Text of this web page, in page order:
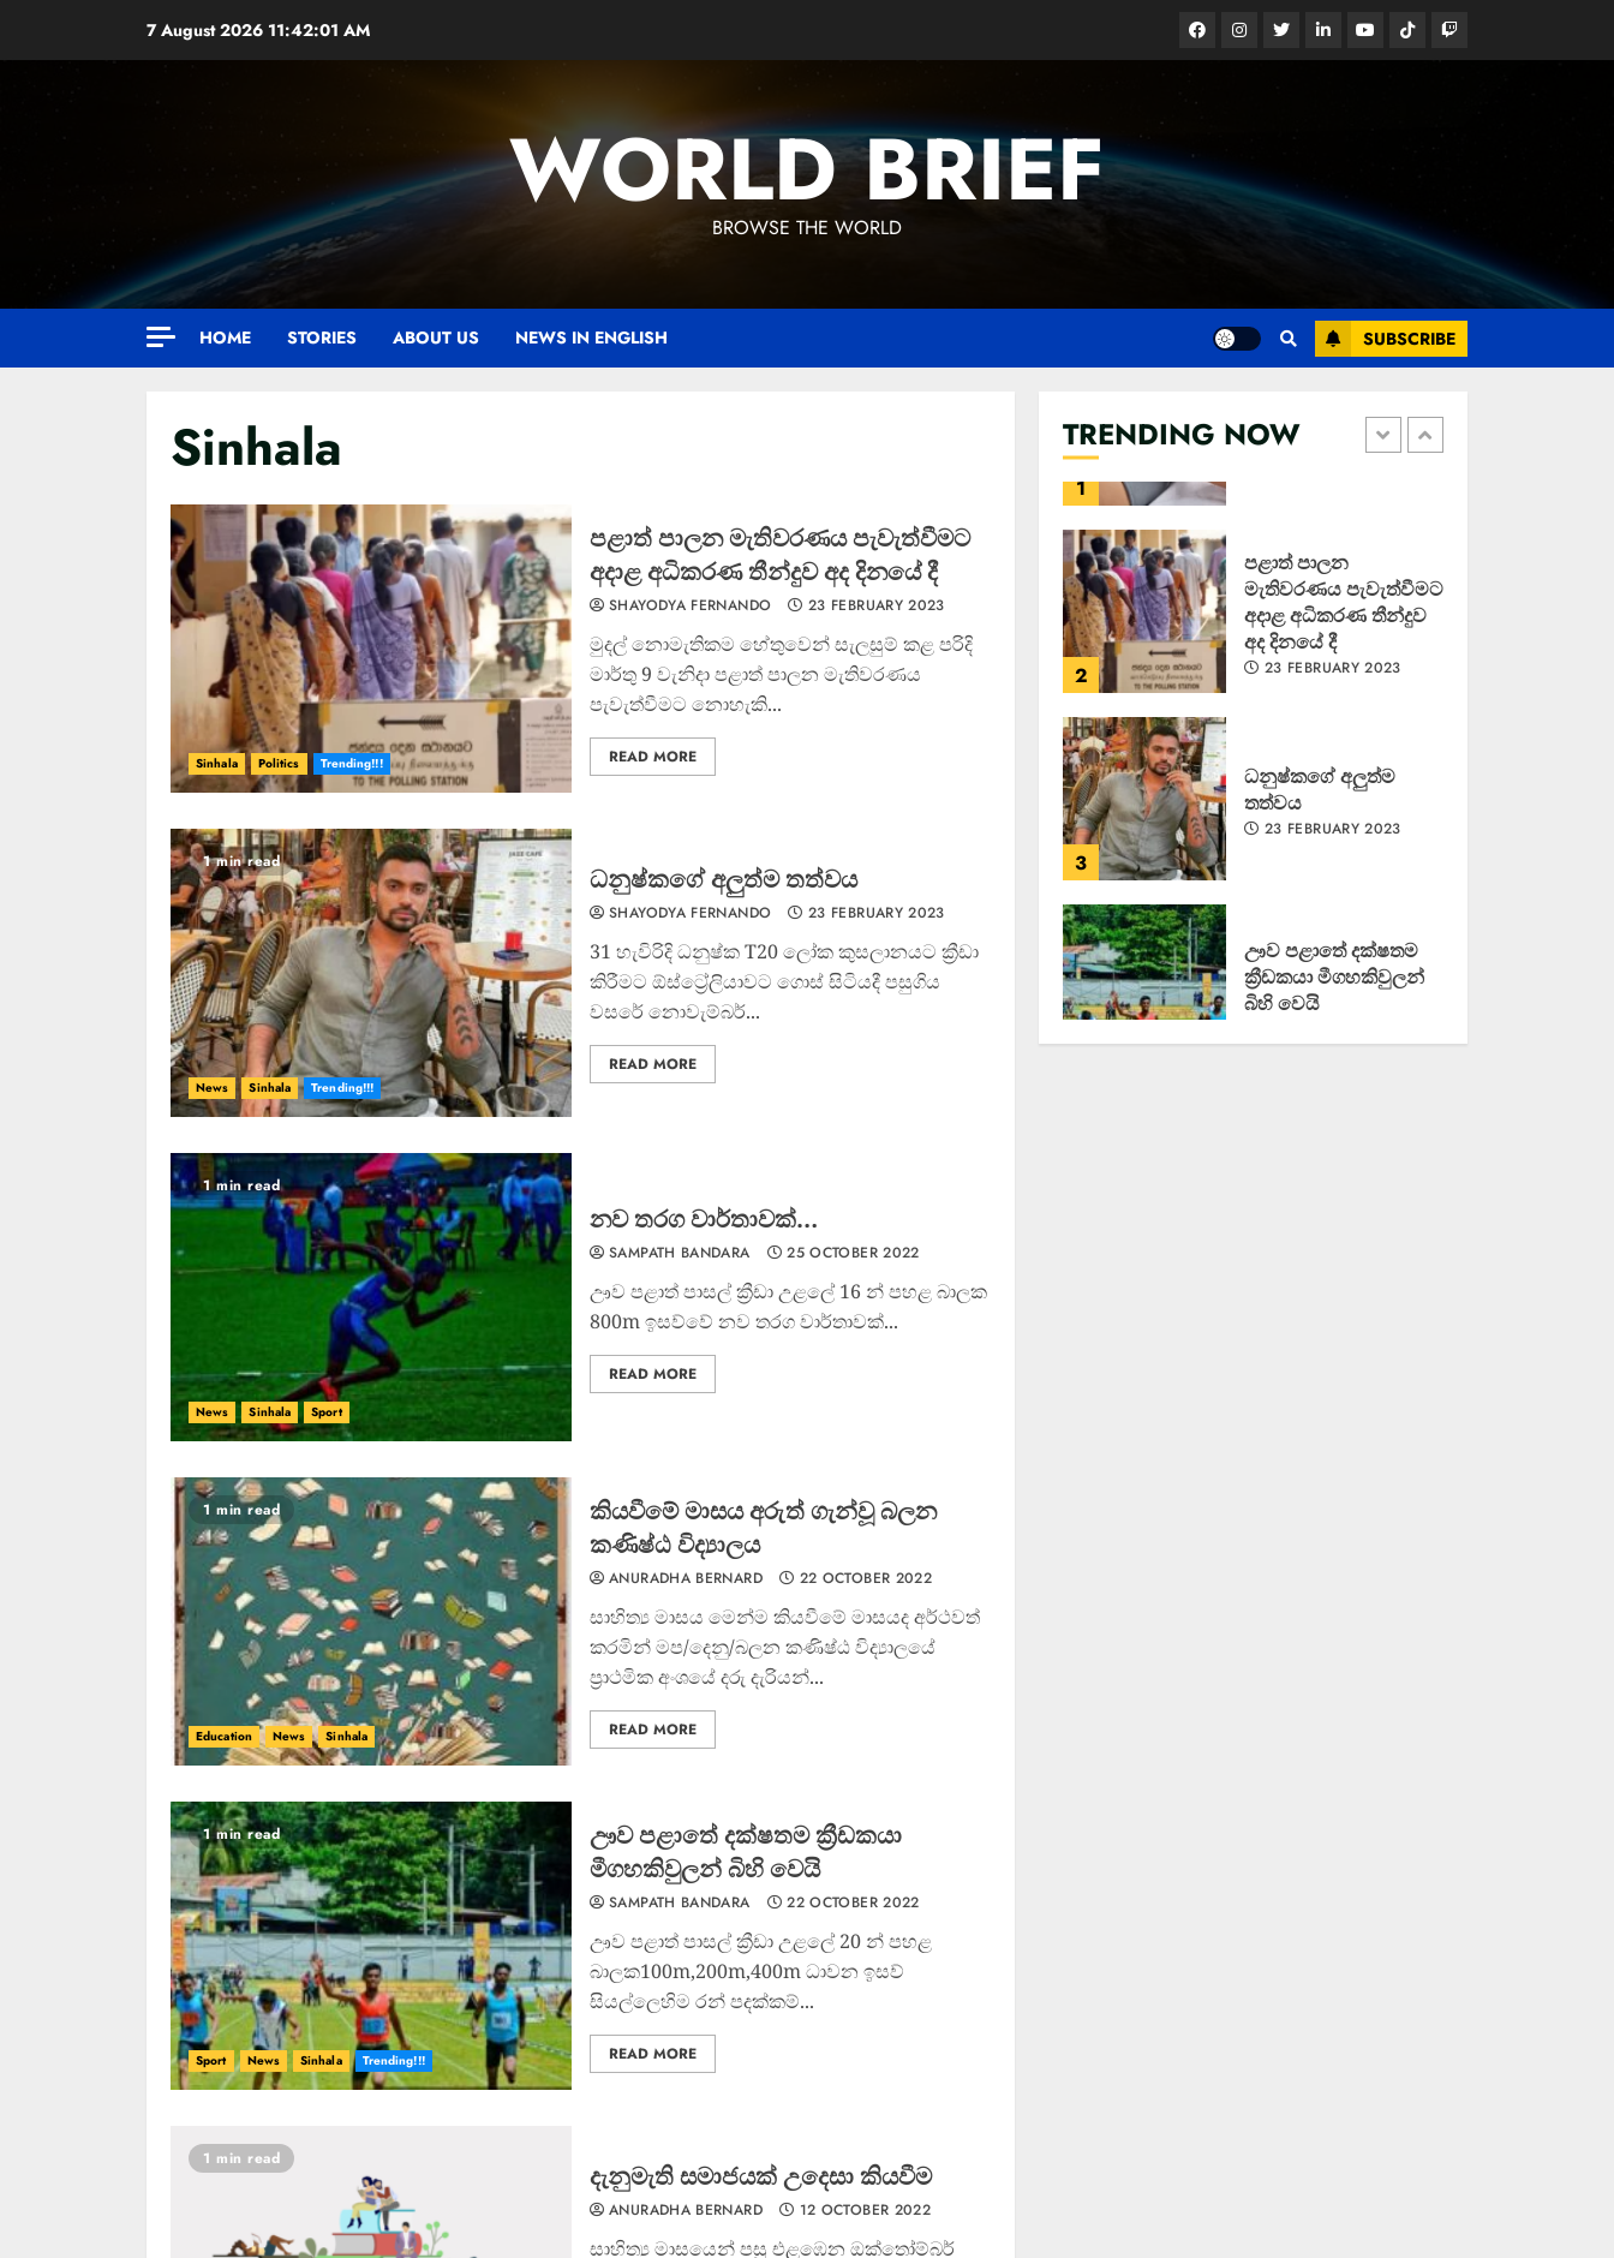
7 August 2026 11:42:02 AM FacebookInstagram
TwitterLinkedinYoutubeTiktokGoogle
News
WORLD BRIEF
BROWSE THE WORLD
HOME STORIES ABOUT US NEWS IN ENGLISH SUBSCRIBE
Sinhala
Sinhala Politics Trending!!!
පළාත් පාලන මැතිවරණය පැවැත්වීමට
අදාළ අධිකරණ තීන්දුව අද දිනයේ දී
SHAYODYA FERNANDO 23 FEBRUARY 2023
මුදල් නොමැතිකම හේතුවෙන් සැලසුම් කළ පරිදි
මාර්තු 9 වැනිදා පළාත් පාලන මැතිවරණය
පැවැත්වීමට නොහැකි...
READ MORE
1 min read
News Sinhala Trending!!!
ධනුෂ්කගේ අලුත්ම තත්වය
SHAYODYA FERNANDO 23 FEBRUARY 2023
31 හැවිරිදි ධනුෂ්ක T20 ලෝක කුසලානයට ක්‍රීඩා
කිරීමට ඕස්ට්‍රේලියාවට ගොස් සිටියදී පසුගිය
වසරේ නොවැම්බර්...
READ MORE
1 min read
News Sinhala Sport
නව තරග වාර්තාවක්…
SAMPATH BANDARA 25 OCTOBER 2022
ඌව පළාත් පාසල් ක්‍රීඩා උළලේ 16 න් පහළ බාලක
800m ඉසව්වේ නව තරග වාර්තාවක්...
READ MORE
1 min read
Education News Sinhala
කියවීමේ මාසය අරුත් ගැන්වූ බලන
කණිෂ්ඨ විද්‍යාලය
ANURADHA BERNARD 22 OCTOBER 2022
සාහිත්‍ය මාසය මෙන්ම කියවීමේ මාසයද අර්ථවත්
කරමින් මප/දෙනු/බලන කණිෂ්ඨ විද්‍යාලයේ
ප්‍රාථමික අංශයේ දරු දැරියන්...
READ MORE
1 min read
Sport News Sinhala Trending!!!
ඌව පළාතේ දක්ෂතම ක්‍රීඩකයා
මීගහකිවුලන් බිහි වෙයි
SAMPATH BANDARA 22 OCTOBER 2022
ඌව පළාත් පාසල් ක්‍රීඩා උළලේ 20 න් පහළ
බාලක100m,200m,400m ධාවන ඉසව්
සියල්ලෙහිම රන් පදක්කම්...
READ MORE
1 min read
දැනුමැති සමාජයක් උදෙසා කියවීම
ANURADHA BERNARD 12 OCTOBER 2022
සාහිත්‍ය මාසයෙන් පසු එළඹෙන ඔක්තෝම්බර්
TRENDING NOW
4
බිහි වෙයි
22 OCTOBER 2022
1
ලිංගික උපකරණ
23 FEBRUARY 2023
2
පළාත් පාලන
මැතිවරණය පැවැත්වීමට
අදාළ අධිකරණ තීන්දුව
අද දිනයේ දී
23 FEBRUARY 2023
3
ධනුෂ්කගේ අලුත්ම
තත්වය
23 FEBRUARY 2023
4
ඌව පළාතේ දක්ෂතම
ක්‍රීඩකයා මීගහකිවුලන්
බිහි වෙයි